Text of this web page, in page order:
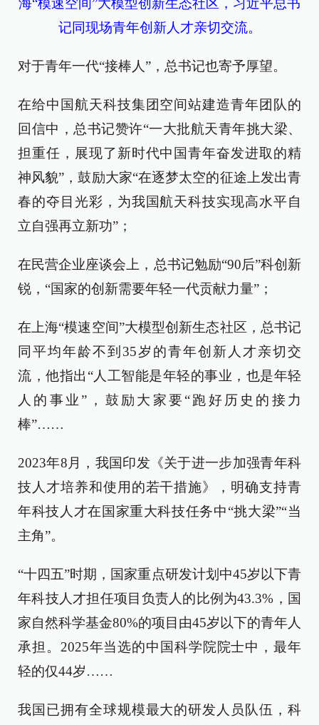
海“模速空间”大模型创新生态社区，习近平总书
记同现场青年创新人才亲切交流。
对于青年一代“接棒人”，总书记也寄予厚望。
在给中国航天科技集团空间站建造青年团队的
回信中，总书记赞许“一大批航天青年挑大梁、
担重任，展现了新时代中国青年奋发进取的精
神风貌”，鼓励大家“在逐梦太空的征途上发出青
春的夺目光彩，为我国航天科技实现高水平自
立自强再立新功”；
在民营企业座谈会上，总书记勉励“90后”科创新
锐，“国家的创新需要年轻一代贡献力量”；
在上海“模速空间”大模型创新生态社区，总书记
同平均年龄不到35岁的青年创新人才亲切交
流，他指出“人工智能是年轻的事业，也是年轻
人的事业”，鼓励大家要“跑好历史的接力
棒”……
2023年8月，我国印发《关于进一步加强青年科
技人才培养和使用的若干措施》，明确支持青
年科技人才在国家重大科技任务中“挑大梁”“当
主角”。
“十四五”时期，国家重点研发计划中45岁以下青
年科技人才担任项目负责人的比例为43.3%，国
家自然科学基金80%的项目由45岁以下的青年人
承担。2025年当选的中国科学院院士中，最年
轻的仅44岁……
我国已拥有全球规模最大的研发人员队伍，科